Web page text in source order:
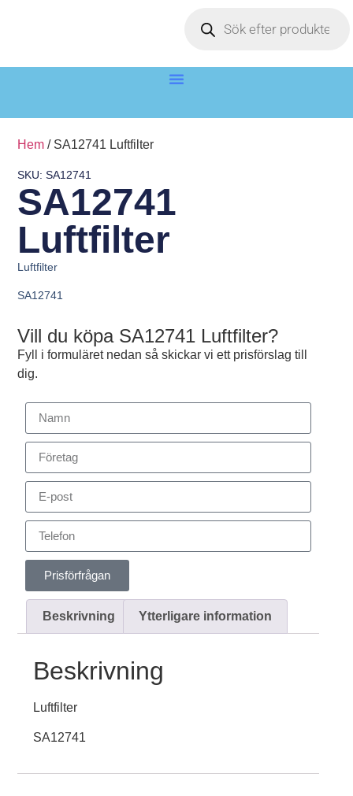
Hem / SA12741 Luftfilter
SKU: SA12741
SA12741
Luftfilter
Luftfilter
SA12741
Vill du köpa SA12741 Luftfilter?
Fyll i formuläret nedan så skickar vi ett prisförslag till
dig.
Prisförfrågan
Beskrivning Ytterligare information
Beskrivning
Luftfilter
SA12741